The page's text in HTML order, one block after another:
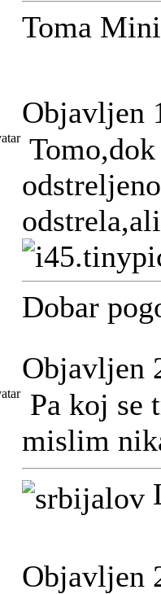
Toma
Objavljen
Dobar
Objavljen
Pa koj se
mislim
Objavljen